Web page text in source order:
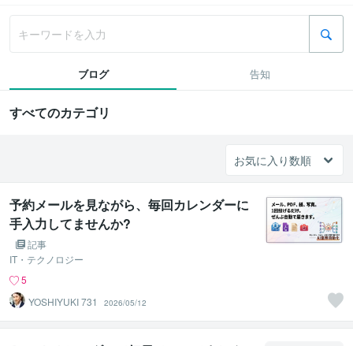
ブログ 告知
すべてのカテゴリ
予約メールを見ながら、毎回カレンダーに
手入力してませんか?
記事
IT・テクノロジー
5
YOSHIYUKI 731
2026/05/12